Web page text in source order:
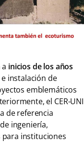
inicios de los años
instalación de
emblemáticos
el CER-UNI
de referencia
ingeniería,
instituciones